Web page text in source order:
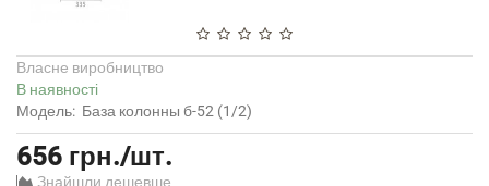
Власне виробництво
В наявності
Модель: База колонны б-52 (1/2)
656 грн./шт.
Знайшли дешевше